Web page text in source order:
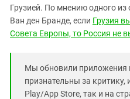
Грузией. По мнению одного
Ван ден Бранде, если Грузия
Совета Европы, то Россия не
Мы обновили приложения
признательны за критику,
Play/App Store, так и на